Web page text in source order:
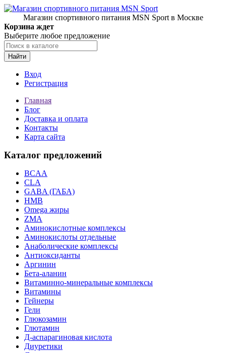
Магазин спортивного питания MSN Sport в Москве
Корзина ждет
Выберите любое предложение
Найти
Вход
Регистрация
Главная
Блог
Доставка и оплата
Контакты
Карта сайта
Каталог предложений
BCAA
CLA
GABA (ГАБА)
HMB
Omega жиры
ZMA
Аминокислотные комплексы
Аминокислоты отдельные
Анаболические комплексы
Антиоксиданты
Аргинин
Бета-аланин
Витаминно-минеральные комплексы
Витамины
Гейнеры
Гели
Глюкозамин
Глютамин
Д-аспарагиновая кислота
Диуретики